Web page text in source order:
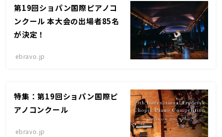
第19回ショパン国際ピアノコ
ンクール 本大会の出場者85名
が決定！
ebravo.jp
特集：第19回ショパン国際ピ
アノコンクール
ebravo.jp